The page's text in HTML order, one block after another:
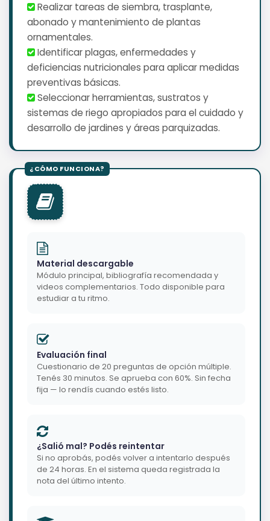
️ Realizar tareas de siembra, trasplante,
abonado y mantenimiento de plantas
ornamentales.
️ Identificar plagas, enfermedades y
deficiencias nutricionales para aplicar medidas
preventivas básicas.
️ Seleccionar herramientas, sustratos y
sistemas de riego apropiados para el cuidado y
desarrollo de jardines y áreas parquizadas.
Material descargable
Módulo principal, bibliografía recomendada y
videos complementarios. Todo disponible para
estudiar a tu ritmo.
Evaluación final
Cuestionario de 20 preguntas de opción múltiple.
Tenés 30 minutos. Se aprueba con 60%. Sin fecha
fija — lo rendís cuando estés listo.
¿Salió mal? Podés reintentar
Si no aprobás, podés volver a intentarlo después
de 24 horas. En el sistema queda registrada la
nota del último intento.